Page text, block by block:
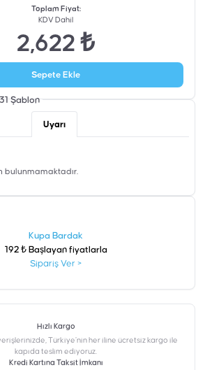
Toplam Fiyat:
KDV Dahil
2,622 ₺
Sepete Ekle
Şablon
Uyarı
bulunmamaktadır.
Kupa Bardak
192 ₺ Başlayan fiyatlarla
Sipariş Ver >
Hızlı Kargo
Türkiye’nin her iline ücretsiz kargo ile
kapıda teslim ediyoruz.
Kredi Kartına Taksit İmkanı